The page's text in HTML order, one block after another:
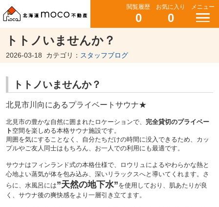
閲覧履歴
0
お気に入り
0
メニュー
トトノいませんか？
2026-03-18 カテゴリ： スタッフブログ
トトノいませんか？
北見市川向にあるプライベートサウナ★
北見市の豊かな自然に囲まれたロケーションで、 完全貸切のプライベー
ト 空間を楽しめる本格サウナ施設です。
周囲を気にすることなく、自分たちだけの時間に没入できるため、カッ
プルやご友人同士はもちろん、お一人での利用にも最適です。
サウナはフィンランド式の本格仕様で、ロウリュによるやわらかな熱と
心地よい蒸気が体を包み込み、深いリラックスへと導いてくれます。さ
らに、水風呂には”天然の地下水”を使用しており、肌あたりが良
く、サウナ後の爽快感をより一層引き立てます。